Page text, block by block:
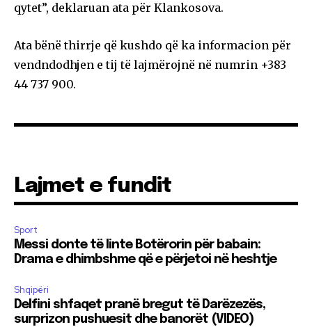
qytet”, deklaruan ata për Klankosova.
Ata bënë thirrje që kushdo që ka informacion për
vendndodhjen e tij të lajmërojnë në numrin +383
44 737 900.
Lajmet e fundit
Sport
Messi donte të linte Botërorin për babain:
Drama e dhimbshme që e përjetoi në heshtje
Shqipëri
Delfini shfaqet pranë bregut të Darëzezës,
surprizon pushuesit dhe banorët (VIDEO)